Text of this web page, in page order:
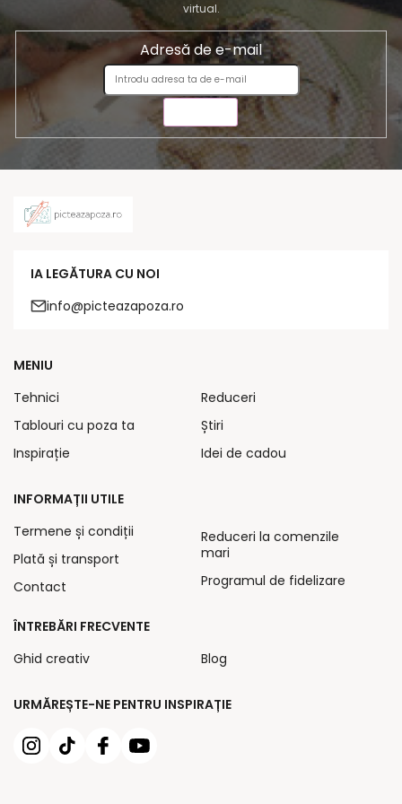
virtual.
Adresă de e-mail
IA LEGĂTURA CU NOI
info@picteazapoza.ro
URMĂREȘTE-NE PENTRU INSPIRAȚIE
MENIU
Tehnici
Tablouri cu poza ta
Inspirație
Reduceri
Știri
Idei de cadou
INFORMAȚII UTILE
Termene și condiții
Plată și transport
Contact
Reduceri la comenzile
mari
Programul de fidelizare
ÎNTREBĂRI FRECVENTE
Ghid creativ
Blog